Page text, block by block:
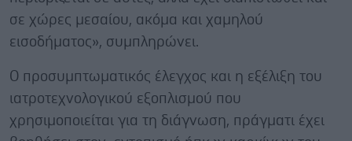
σε χώρες μεσαίου, ακόμα και χαμηλού
εισοδήματος», συμπληρώνει.
Ο προσυμπτωματικός έλεγχος και η εξέλιξη του
ιατροτεχνολογικού εξοπλισμού που
χρησιμοποιείται για τη διάγνωση, πράγματι έχει